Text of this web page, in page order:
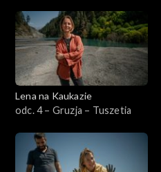
Lena na Kaukazie
odc. 4 – Gruzja – Tuszetia